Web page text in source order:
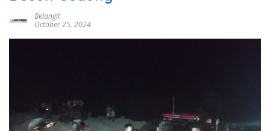
Belangit
October 25, 2024